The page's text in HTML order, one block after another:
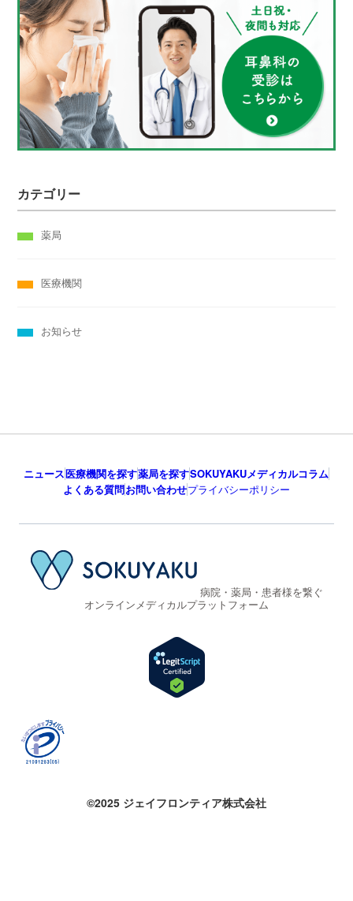
カテゴリー
薬局
医療機関
お知らせ
ニュース医療機関を探す薬局を探すSOKUYAKUメディカルコラム
よくある質問お問い合わせプライバシーポリシー
病院・薬局・患者様を繋ぐ
オンラインメディカルプラットフォーム
©2025 ジェイフロンティア株式会社